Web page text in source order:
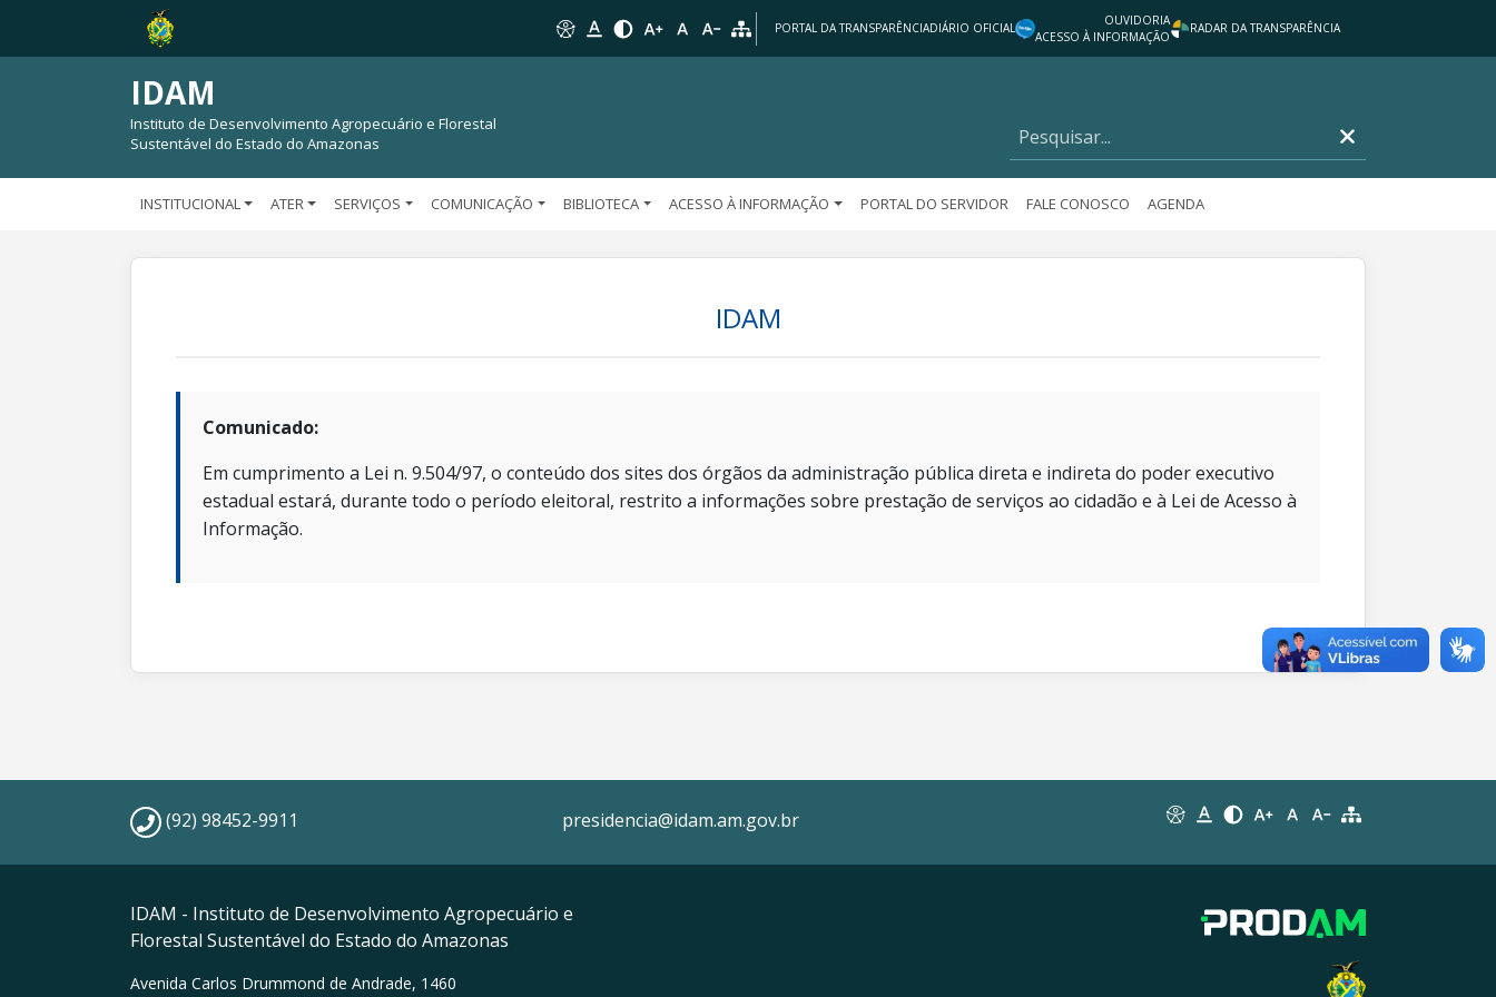
PORTAL DA TRANSPARÊNCIADIÁRIO OFICIAL
OUVIDORIA
ACESSO À INFORMAÇÃO
RADAR DA TRANSPARÊNCIA
IDAM
Instituto de Desenvolvimento Agropecuário e Florestal
Sustentável do Estado do Amazonas
INSTITUCIONAL ATER SERVIÇOS COMUNICAÇÃO BIBLIOTECA ACESSO À INFORMAÇÃO PORTAL DO SERVIDOR FALE CONOSCO AGENDA
IDAM
Comunicado:
Em cumprimento a Lei n. 9.504/97, o conteúdo dos sites dos órgãos da administração pública direta e indireta do poder executivo
estadual estará, durante todo o período eleitoral, restrito a informações sobre prestação de serviços ao cidadão e à Lei de Acesso à
Informação.
(92) 98452-9911 presidencia@idam.am.gov.br
IDAM - Instituto de Desenvolvimento Agropecuário e
Florestal Sustentável do Estado do Amazonas
Avenida Carlos Drummond de Andrade, 1460